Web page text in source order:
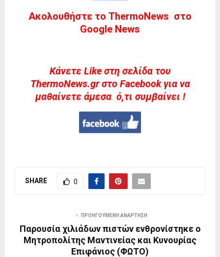
Ακολουθήστε το ThermoNews στο
Google News
Kάνετε Like στη σελίδα του
ThermoNews.gr στο Facebook για να
μαθαίνετε άμεσα ό,τι συμβαίνει !
SHARE 0
ΠΡΟΗΓΟΎΜΕΝΗ ΑΝΆΡΤΗΣΗ
Παρουσία χιλιάδων πιστών ενθρονίστηκε ο
Μητροπολίτης Μαντινείας και Κυνουρίας
Επιφάνιος (ΦΩΤΟ)